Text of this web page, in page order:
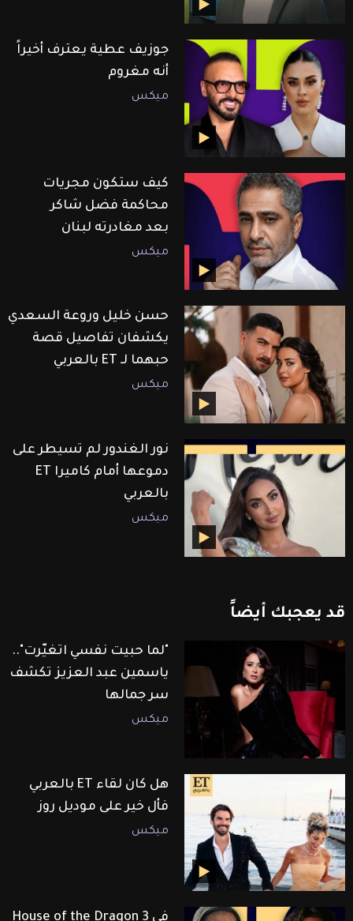
جوزيف عطية يعترف أخيراً
أنه مغروم
ميكس
كيف ستكون مجريات
محاكمة فضل شاكر
بعد مغادرته لبنان
ميكس
حسن خليل وروعة السعدي
يكشفان تفاصيل قصة
حبهما لـ ET بالعربي
ميكس
نور الغندور لم تسيطر على
دموعها أمام كاميرا ET
بالعربي
ميكس
قد يعجبك أيضاً
"لما حبيت نفسي اتغيّرت"..
ياسمين عبد العزيز تكشف
سر جمالها
ميكس
هل كان لقاء ET بالعربي
فأل خير على موديل روز
ميكس
في House of the Dragon 3